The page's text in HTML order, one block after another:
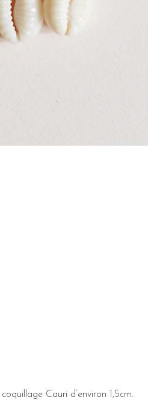
Cauri d’environ 1,5cm.